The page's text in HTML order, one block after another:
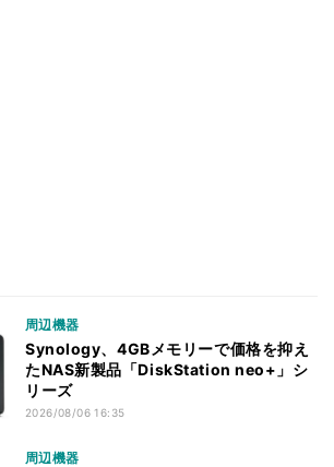
周辺機器
Synology、4GBメモリーで価格を抑え
たNAS新製品「DiskStation neo+」シ
リーズ
2026/08/06 16:35
周辺機器